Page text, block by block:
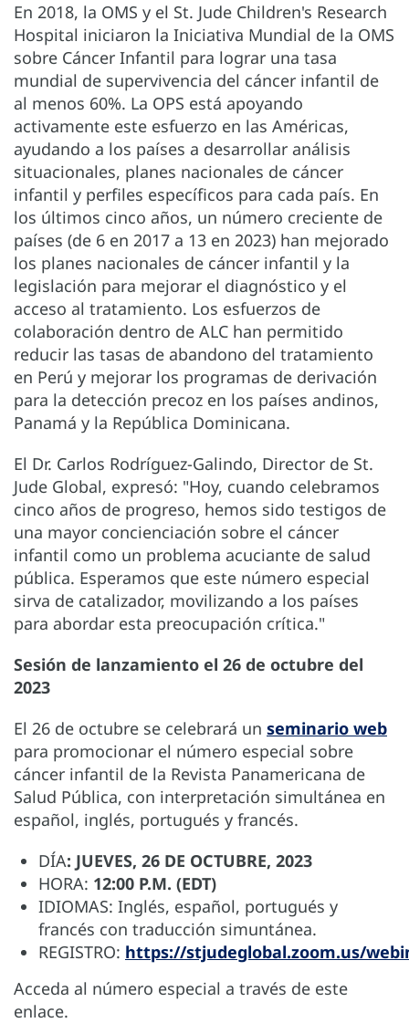
En 2018, la OMS y el St. Jude Children's Research
Hospital iniciaron la Iniciativa Mundial de la OMS
sobre Cáncer Infantil para lograr una tasa
mundial de supervivencia del cáncer infantil de
al menos 60%. La OPS está apoyando
activamente este esfuerzo en las Américas,
ayudando a los países a desarrollar análisis
situacionales, planes nacionales de cáncer
infantil y perfiles específicos para cada país. En
los últimos cinco años, un número creciente de
países (de 6 en 2017 a 13 en 2023) han mejorado
los planes nacionales de cáncer infantil y la
legislación para mejorar el diagnóstico y el
acceso al tratamiento. Los esfuerzos de
colaboración dentro de ALC han permitido
reducir las tasas de abandono del tratamiento
en Perú y mejorar los programas de derivación
para la detección precoz en los países andinos,
Panamá y la República Dominicana.
El Dr. Carlos Rodríguez-Galindo, Director de St.
Jude Global, expresó: "Hoy, cuando celebramos
cinco años de progreso, hemos sido testigos de
una mayor concienciación sobre el cáncer
infantil como un problema acuciante de salud
pública. Esperamos que este número especial
sirva de catalizador, movilizando a los países
para abordar esta preocupación crítica."
Sesión de lanzamiento el 26 de octubre del
2023
El 26 de octubre se celebrará un seminario web
para promocionar el número especial sobre
cáncer infantil de la Revista Panamericana de
Salud Pública, con interpretación simultánea en
español, inglés, portugués y francés.
DÍA: JUEVES, 26 DE OCTUBRE, 2023
HORA: 12:00 P.M. (EDT)
IDIOMAS: Inglés, español, portugués y
francés con traducción simuntánea.
REGISTRO: https://stjudeglobal.zoom.us/
Acceda al número especial a través de este
enlace.